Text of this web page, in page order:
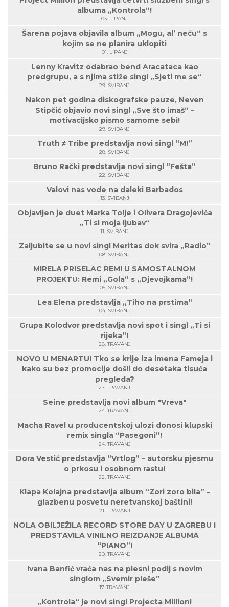
albuma „Kontrola“!
03. LIPANJ
Šarena pojava objavila album „Mogu, al’ neću“ s
kojim se ne planira uklopiti
01. LIPANJ
Lenny Kravitz odabrao bend Aracataca kao
predgrupu, a s njima stiže singl „Sjeti me se“
29. SVIBANJ
Nakon pet godina diskografske pauze, Neven
Stipčić objavio novi singl „Sve što imaš“ –
motivacijsko pismo samome sebi!
29. SVIBANJ
Truth ≠ Tribe predstavlja novi singl “M!”
28. SVIBANJ
Bruno Rački predstavlja novi singl “Fešta”
22. SVIBANJ
Valovi nas vode na daleki Barbados
13. SVIBANJ
Objavljen je duet Marka Tolje i Olivera Dragojevića
„Ti si moja ljubav“
11. SVIBANJ
Zaljubite se u novi singl Meritas dok svira „Radio”
08. SVIBANJ
MIRELA PRISELAC REMI U SAMOSTALNOM
PROJEKTU: Remi „Gola” s „Djevojkama”!
05. SVIBANJ
Lea Elena predstavlja „Tiho na prstima“
04. SVIBANJ
Grupa Kolodvor predstavlja novi spot i singl „Ti si
rijeka“!
28. TRAVANJ
NOVO U MENARTU! Tko se krije iza imena Fameja i
kako su bez promocije došli do desetaka tisuća
pregleda?
27. TRAVANJ
Seine predstavlja novi album "Vreva"
24. TRAVANJ
Macha Ravel u producentskoj ulozi donosi klupski
remix singla “Pasegoni”!
24. TRAVANJ
Dora Vestić predstavlja “Vrtlog” – autorsku pjesmu
o prkosu i osobnom rastu!
22. TRAVANJ
Klapa Kolajna predstavlja album “Zori zoro bila” –
glazbenu posvetu neretvanskoj baštini!
21. TRAVANJ
NOLA OBILJEŽILA RECORD STORE DAY U ZAGREBU I
PREDSTAVILA VINILNO REIZDANJE ALBUMA
“PIANO”!
20. TRAVANJ
Ivana Banfić vraća nas na plesni podij s novim
singlom „Svemir pleše”
17. TRAVANJ
„Kontrola“ je novi singl Projecta Million!